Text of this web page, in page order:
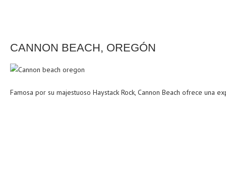
CANNON BEACH, OREGÓN
Famosa por su majestuoso Haystack Rock, Cannon Beach ofrece